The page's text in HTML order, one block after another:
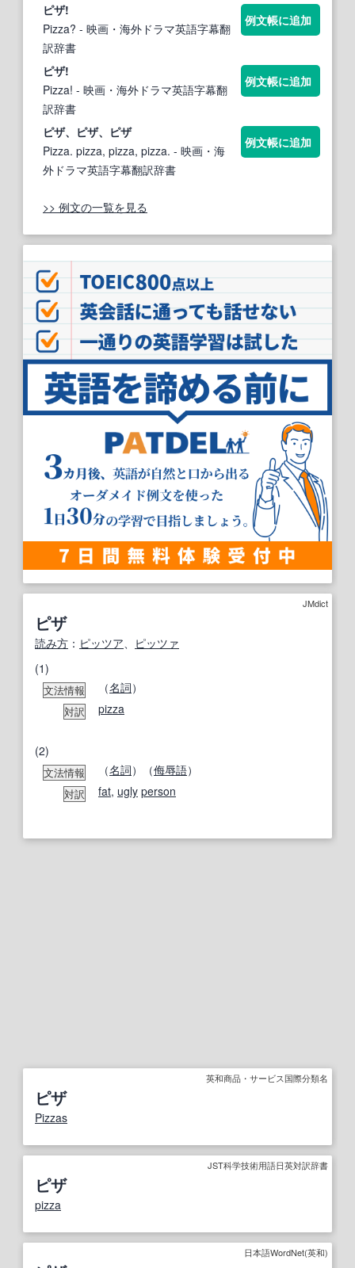
ピザ!
Pizza? - 映画・海外ドラマ英語字幕翻
訳辞書
例文帳に追加
ピザ!
Pizza! - 映画・海外ドラマ英語字幕翻
訳辞書
例文帳に追加
ピザ、 ピザ、 ピザ
Pizza. pizza, pizza, pizza. - 映画・海
外ドラマ英語字幕翻訳辞書
例文帳に追加
>> 例文の一覧を見る
JMdict
ピザ
読み方 ： ピッツア
ピッツァ
(1)
文法情報 （名詞）
対訳 pizza
(2)
文法情報 （名詞）（侮辱語）
対訳 fat, ugly person
英和商品・サービス国際分類名
ピザ
Pizzas
JST科学技術用語日英対訳辞書
ピザ
pizza
日本語WordNet(英和)